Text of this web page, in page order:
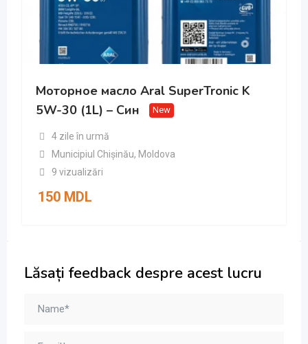
Моторное масло Aral SuperTronic K
5W-30 (1L) – Син
New
4 zile în urmă
Municipiul Chișinău, Moldova
9 vizualizări
150 MDL
Lăsați feedback despre acest lucru